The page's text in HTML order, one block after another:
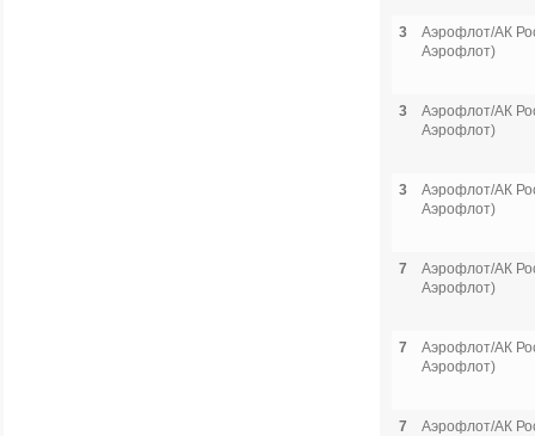
3
Аэрофлот/АК
Аэрофлот)
3
Аэрофлот/АК
Аэрофлот)
3
Аэрофлот/АК
Аэрофлот)
7
Аэрофлот/АК
Аэрофлот)
7
Аэрофлот/АК
Аэрофлот)
7
Аэрофлот/АК